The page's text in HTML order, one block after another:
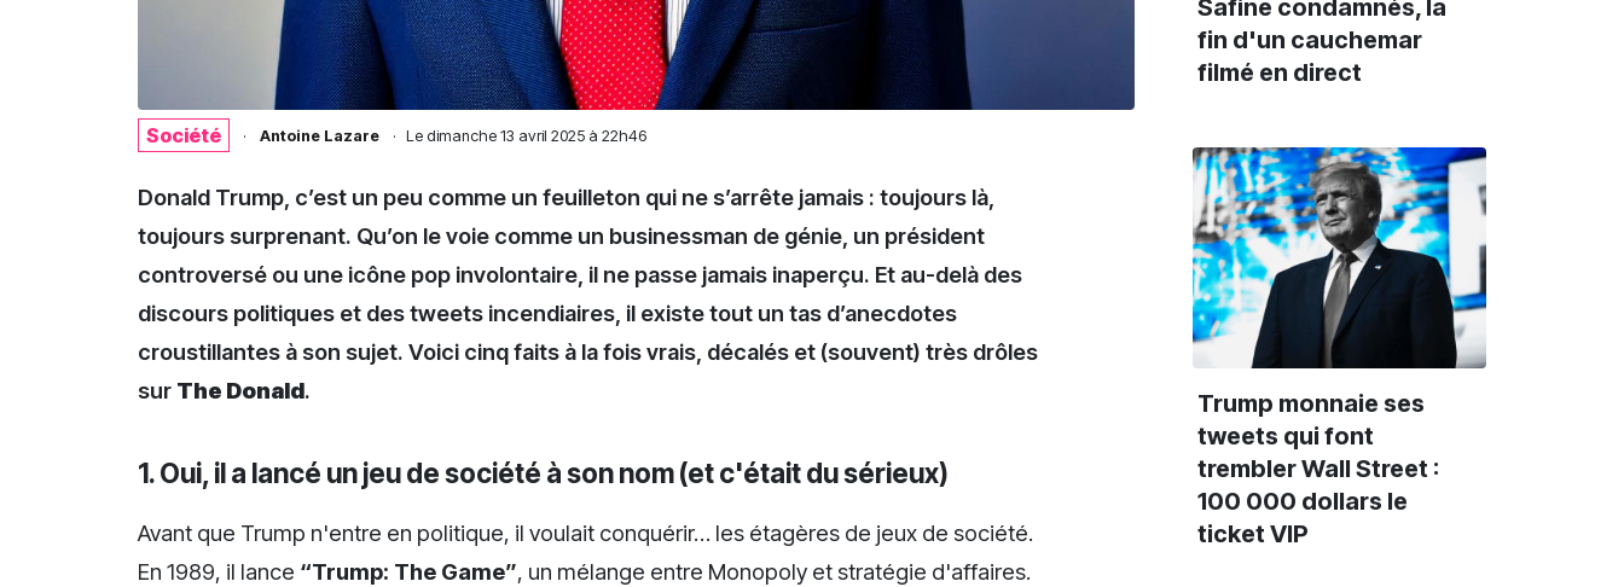
Société · Antoine Lazare · Le dimanche 13 avril 2025 à 22h46
Donald Trump, c’est un peu comme un feuilleton qui ne s’arrête jamais : toujours là,
toujours surprenant. Qu’on le voie comme un businessman de génie, un président
controversé ou une icône pop involontaire, il ne passe jamais inaperçu. Et au-delà des
discours politiques et des tweets incendiaires, il existe tout un tas d’anecdotes
croustillantes à son sujet. Voici cinq faits à la fois vrais, décalés et (souvent) très drôles
sur The Donald.
1. Oui, il a lancé un jeu de société à son nom (et c'était du sérieux)
Avant que Trump n'entre en politique, il voulait conquérir… les étagères de jeux de société.
En 1989, il lance “Trump: The Game”, un mélange entre Monopoly et stratégie d'affaires.
Safine condamnés, la
fin d'un cauchemar
filmé en direct
Trump monnaie ses
tweets qui font
trembler Wall Street :
100 000 dollars le
ticket VIP